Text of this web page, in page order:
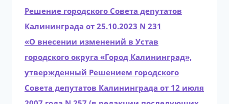
Решение городского Совета депутатов
Калининграда от 25.10.2023 N 231
«О внесении изменений в Устав
городского округа «Город Калининград»,
утвержденный Решением городского
Совета депутатов Калининграда от 12 июля